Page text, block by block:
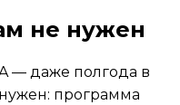
не нужен
— даже полгода в
программа